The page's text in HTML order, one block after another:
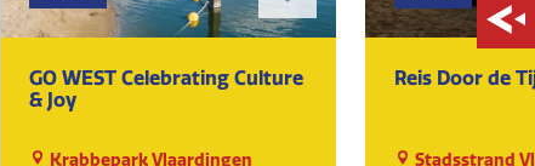
GO WEST Celebrating Culture
& Joy
Krabbepark Vlaardingen
Reis Door de
Stadsstrand